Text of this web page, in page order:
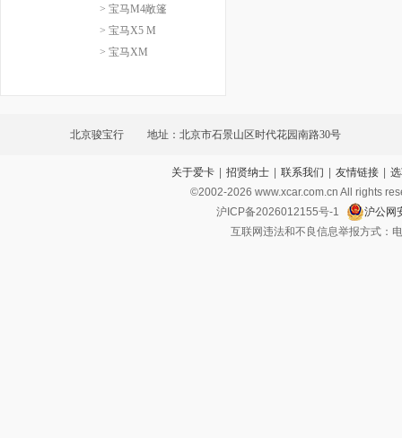
> 宝马M4敞篷
> 宝马X5 M
> 宝马XM
北京骏宝行 地址：北京市石景山区时代花园南路30号
关于爱卡 招贤纳士 联系我们 友情链接
©2002-2026 www.xcar.com.cn All rights
沪ICP备2026012155号-1
沪公网
互联网违法和不良信息举报方式：